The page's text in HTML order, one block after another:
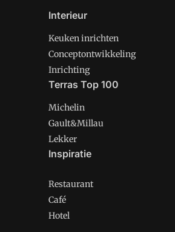
Interieur
Keuken inrichten
Conceptontwikkeling
Inrichting
Terras Top 100
Michelin
Gault&Millau
Lekker
Inspiratie
Restaurant
Café
Hotel